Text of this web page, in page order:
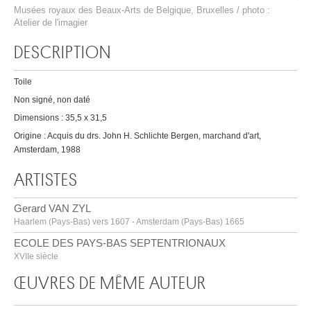
Musées royaux des Beaux-Arts de Belgique, Bruxelles / photo :
Atelier de l'imagier
DESCRIPTION
Toile
Non signé, non daté
Dimensions : 35,5 x 31,5
Origine : Acquis du drs. John H. Schlichte Bergen, marchand d'art,
Amsterdam, 1988
ARTISTES
Gerard VAN ZYL
Haarlem (Pays-Bas) vers 1607 - Amsterdam (Pays-Bas) 1665
ECOLE DES PAYS-BAS SEPTENTRIONAUX
XVIIe siècle
ŒUVRES DE MÊME AUTEUR